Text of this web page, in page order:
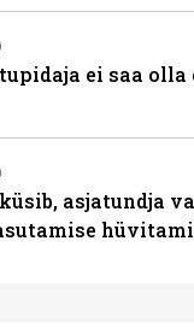
ei saa
asjatundja